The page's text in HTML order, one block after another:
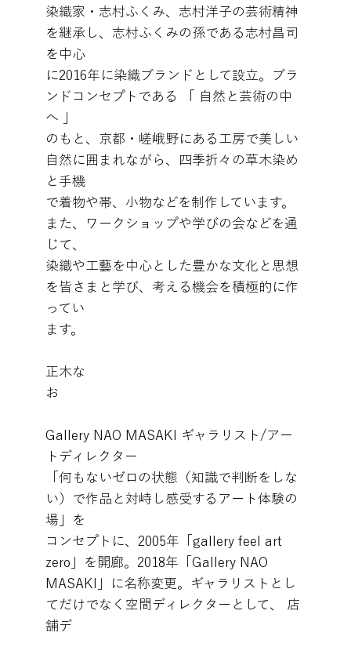
染織家・志村ふくみ、志村洋子の芸術精神
を継承し、志村ふくみの孫である志村昌司
を中心
に2016年に染織ブランドとして設立。ブラ
ンドコンセプトである 「 自然と芸術の中
へ 」
のもと、京都・嵯峨野にある工房で美しい
自然に囲まれながら、四季折々の草木染め
と手機
で着物や帯、小物などを制作しています。
また、ワークショップや学びの会などを通
じて、
染織や工藝を中心とした豊かな文化と思想
を皆さまと学び、考える機会を積極的に作
ってい
ます。
正木な
お
Gallery NAO MASAKI ギャラリスト/アー
トディレクター
「何もないゼロの状態（知識で判断をしな
い）で作品と対峙し感受するアート体験の
場」を
コンセプトに、2005年「gallery feel art
zero」を開廊。2018年「Gallery NAO
MASAKI」に名称変更。ギャラリストとし
てだけでなく空間ディレクターとして、 店
舗デ